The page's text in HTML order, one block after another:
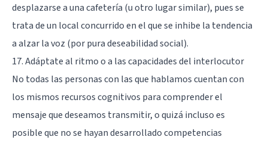
desplazarse a una cafetería (u otro lugar similar), pues se
trata de un local concurrido en el que se inhibe la tendencia
a alzar la voz (por pura deseabilidad social).
17. Adáptate al ritmo o a las capacidades del interlocutor
No todas las personas con las que hablamos cuentan con
los mismos recursos cognitivos para comprender el
mensaje que deseamos transmitir, o quizá incluso es
posible que no se hayan desarrollado competencias